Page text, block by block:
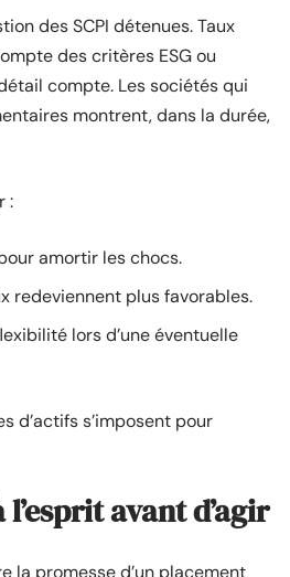
des SCPI détenues. Taux
des critères ESG ou
compte. Les sociétés qui
montrent, dans la durée,
:
amortir les chocs.
redeviennent plus favorables.
lors d’une éventuelle
d’actifs s’imposent pour
avant d’agir
la promesse d’un placement